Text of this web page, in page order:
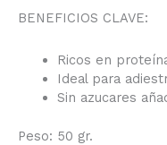
BENEFICIOS CLAVE:
Ricos en
Ideal para
Sin azucares
Peso: 50 gr.